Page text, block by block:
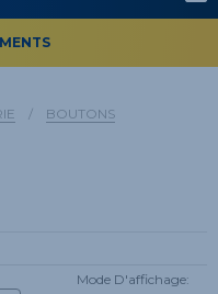
/ BOUTONS
Mode D'affichage: